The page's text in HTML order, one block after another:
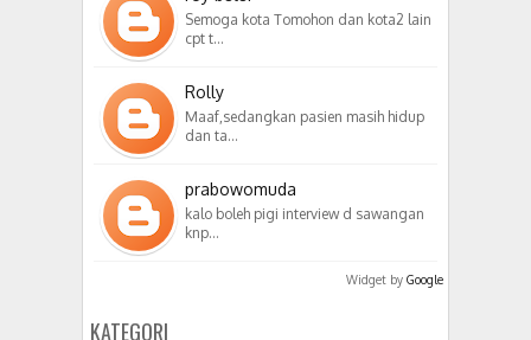
Semoga kota Tomohon dan kota2 lain
cpt t…
Rolly
Maaf,sedangkan pasien masih hidup
dan ta…
prabowomuda
kalo boleh pigi interview d sawangan
knp…
Widget by Google
KATEGORI